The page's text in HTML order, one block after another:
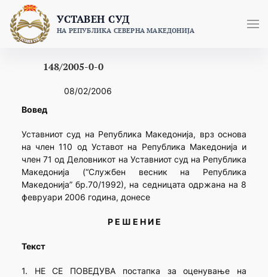
content
УСТАВЕН СУД
НА РЕПУБЛИКА СЕВЕРНА МАКЕДОНИЈА
148/2005-0-0
08/02/2006
Вовед
Уставниот суд на Република Македонија, врз основа
на член 110 од Уставот на Република Македонија и
член 71 од Деловникот на Уставниот суд на Република
Македонија (“Службен весник на Република
Македонија” бр.70/1992), на седницата одржана на 8
февруари 2006 година, донесе
Р Е Ш Е Н И Е
Текст
1. НЕ СЕ ПОВЕДУВА постапка за оценување на